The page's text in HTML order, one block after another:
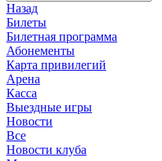
Назад
Билеты
Билетная программа
Абонементы
Карта привилегий
Арена
Касса
Выездные игры
Новости
Все
Новости клуба